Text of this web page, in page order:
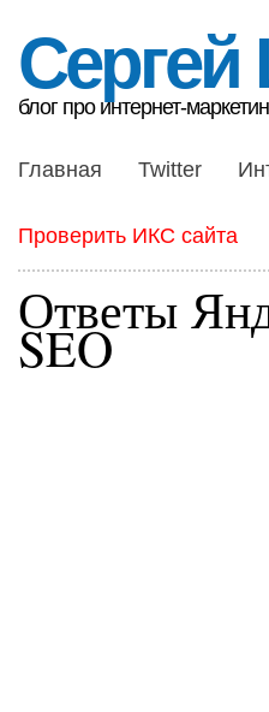
блог про интернет-
Главная Twitter
Проверить ИКС сайта
Ответы
SEO